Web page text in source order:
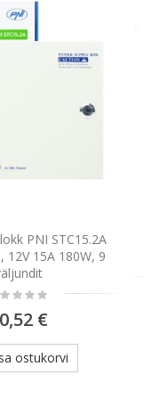
PNI STC15.2A
12V 15A 180W, 9
€
ostukorvi